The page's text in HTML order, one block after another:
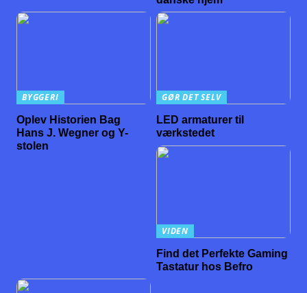
BYGGERI
Oplev Historien Bag
Hans J. Wegner og Y-
stolen
GØR DET SELV
LED armaturer til
værkstedet
VIDEN
Find det Perfekte Gaming
Tastatur hos Befro